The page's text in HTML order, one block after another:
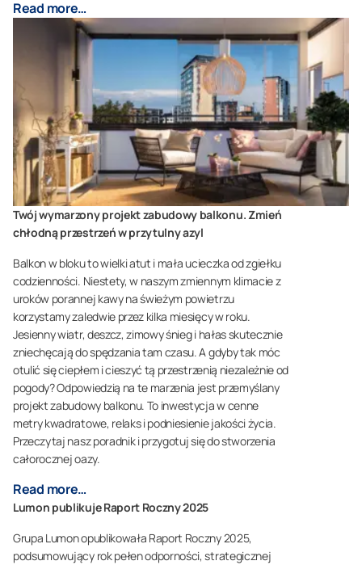
Read more…
Twój wymarzony projekt zabudowy balkonu. Zmień
chłodną przestrzeń w przytulny azyl
Balkon w bloku to wielki atut i mała ucieczka od zgiełku
codzienności. Niestety, w naszym zmiennym klimacie z
uroków porannej kawy na świeżym powietrzu
korzystamy zaledwie przez kilka miesięcy w roku.
Jesienny wiatr, deszcz, zimowy śnieg i hałas skutecznie
zniechęcają do spędzania tam czasu. A gdyby tak móc
otulić się ciepłem i cieszyć tą przestrzenią niezależnie od
pogody? Odpowiedzią na te marzenia jest przemyślany
projekt zabudowy balkonu. To inwestycja w cenne
metry kwadratowe, relaks i podniesienie jakości życia.
Przeczytaj nasz poradnik i przygotuj się do stworzenia
całorocznej oazy.
Read more…
Lumon publikuje Raport Roczny 2025
Grupa Lumon opublikowała Raport Roczny 2025,
podsumowujący rok pełen odporności, strategicznej